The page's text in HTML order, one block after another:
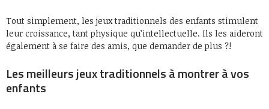
Tout simplement, les jeux traditionnels des enfants stimulent
leur croissance, tant physique qu’intellectuelle. Ils les aideront
également à se faire des amis, que demander de plus ?!
Les meilleurs jeux traditionnels à montrer à vos
enfants